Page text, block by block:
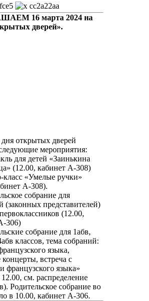
16 марта 2024 на
дверей».
открытых дверей
мероприятия:
для детей «Заинькина
(12.00, кабинет А-308)
класс «Умелые ручки»
А-308).
собрание для
(законных представителей)
(12.00,
306)
собрание для 1абв,
классов, тема собраний:
языка,
встреча с
французского языка»
см. распределение
Родительское собрание во
в 10.00, кабинет А-306.